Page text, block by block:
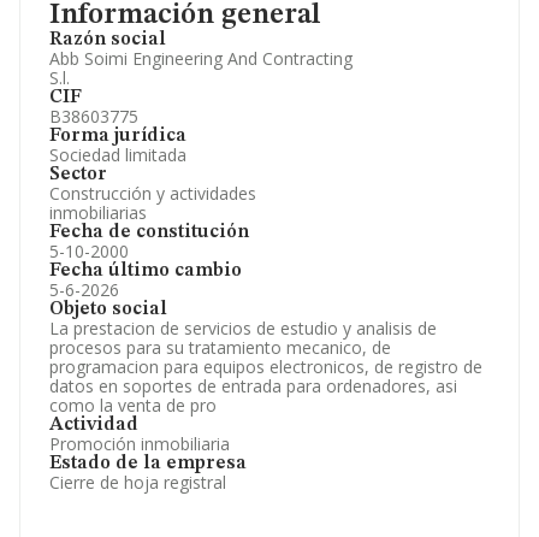
Información general
Razón social
Abb Soimi Engineering And Contracting
S.l.
CIF
B38603775
Forma jurídica
Sociedad limitada
Sector
Construcción y actividades
inmobiliarias
Fecha de constitución
5-10-2000
Fecha último cambio
5-6-2026
Objeto social
La prestacion de servicios de estudio y analisis de
procesos para su tratamiento mecanico, de
programacion para equipos electronicos, de registro de
datos en soportes de entrada para ordenadores, asi
como la venta de pro
Actividad
Promoción inmobiliaria
Estado de la empresa
Cierre de hoja registral
Artículos de prensa publicados sobre la empresa.
Información oficial y registral complementaria.